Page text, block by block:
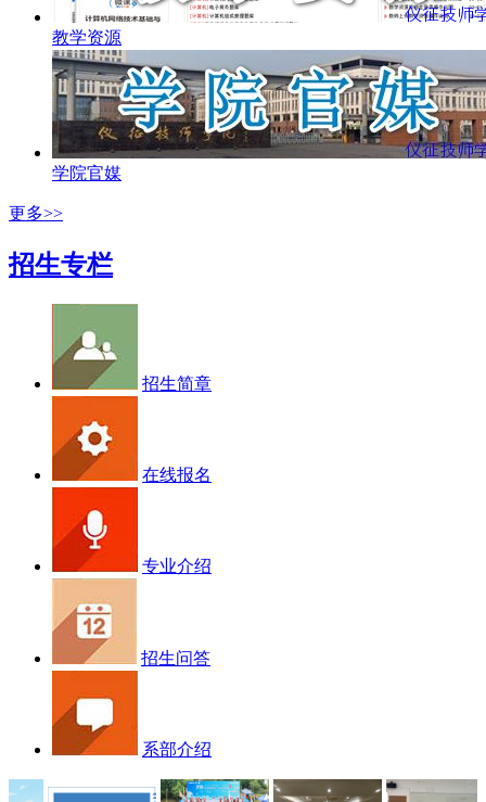
教学资源
学院官媒
更多>>
招生专栏
招生简章
在线报名
专业介绍
招生问答
系部介绍